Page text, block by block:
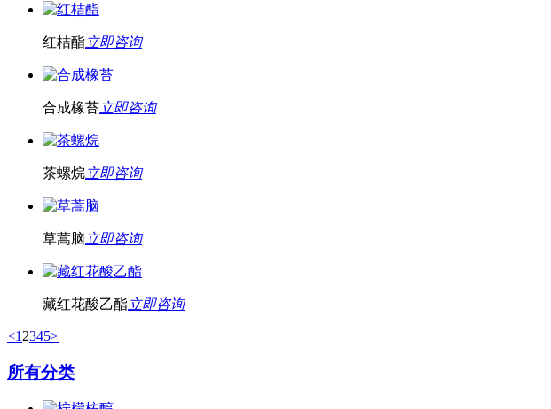
红桔酯立即咨询
合成橡苔立即咨询
茶螺烷立即咨询
草蒿脑 立即咨询
藏红花酸乙酯立即咨询
<1 2345>
所有分类